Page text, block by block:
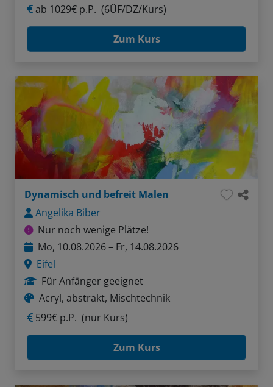
ab 1029€ p.P. (6ÜF/DZ/Kurs)
Zum Kurs
Dynamisch und befreit Malen
Angelika Biber
Nur noch wenige Plätze!
Mo, 10.08.2026 – Fr, 14.08.2026
Eifel
Für Anfänger geeignet
Acryl, abstrakt, Mischtechnik
599€ p.P. (nur Kurs)
Zum Kurs